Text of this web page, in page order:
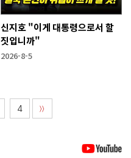
신지호 "이게 대통령으로서 할
짓입니까"
2026-8-5
4 〉〉